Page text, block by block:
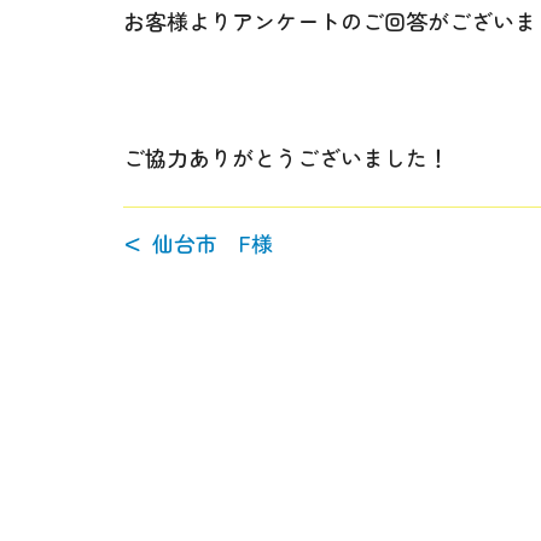
お客様よりアンケートのご回答がござい
ご協力ありがとうございました！
仙台市 F様